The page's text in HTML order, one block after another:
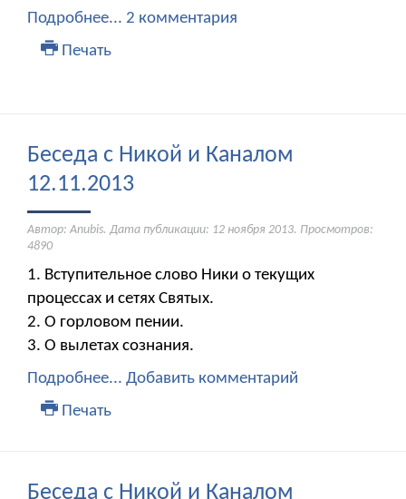
Подробнее... 2 комментария
Печать
Беседа с Никой и Каналом
12.11.2013
Автор: Anubis. Дата публикации: 12 ноября 2013. Просмотров:
4890
1. Вступительное слово Ники о текущих
процессах и сетях Святых.
2. О горловом пении.
3. О вылетах сознания.
Подробнее... Добавить комментарий
Печать
Беседа с Никой и Каналом